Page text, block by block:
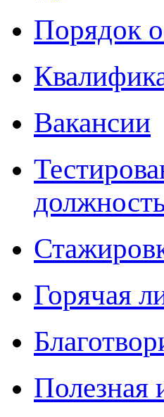
Порядок
Вакансии
Горячая
Полезная